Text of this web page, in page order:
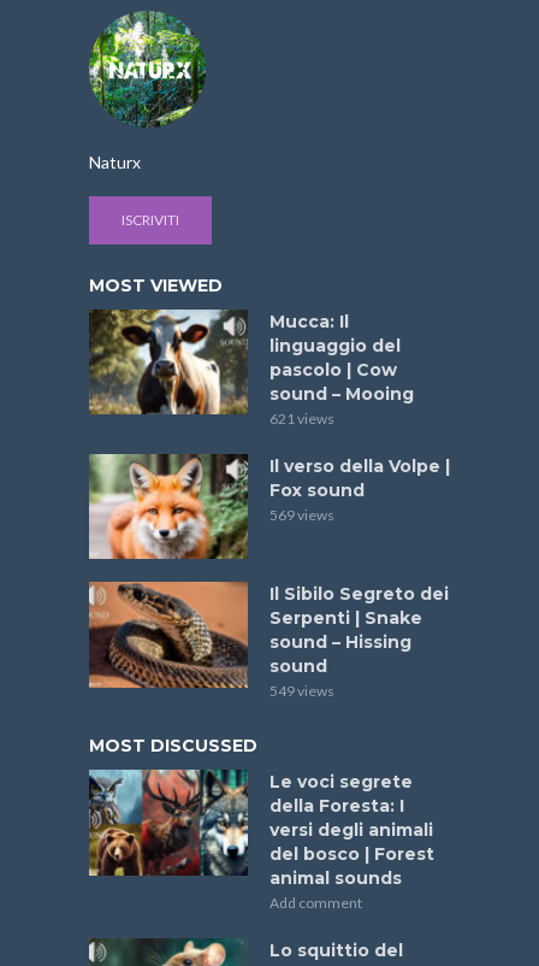
Naturx
ISCRIVITI
MOST VIEWED
Mucca: Il
linguaggio del
pascolo | Cow
sound – Mooing
621 views
Il verso della Volpe |
Fox sound
569 views
Il Sibilo Segreto dei
Serpenti | Snake
sound – Hissing
sound
549 views
MOST DISCUSSED
Le voci segrete
della Foresta: I
versi degli animali
del bosco | Forest
animal sounds
Add comment
Lo squittio del